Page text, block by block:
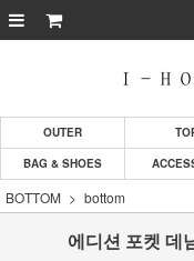
OUTER
BAG & SHOES
BOTTOM bottom
에디션 포켓 데